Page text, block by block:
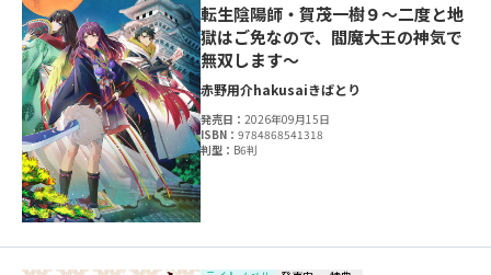
転生陰陽師・賀茂一樹９～二度と地
獄はご免なので、閻魔大王の神気で
無双します～
赤野用介hakusaiきばとり
発売日：2026年09月15日
ISBN：9784868541318
判型： B6判